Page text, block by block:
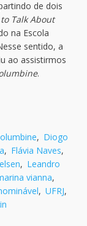
de dois
Talk About
na Escola
sentido, a
ao assistirmos
.
, Diogo
, Flávia Naves,
, Leandro
vianna,
, UFRJ,